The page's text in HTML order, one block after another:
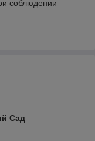
соблюдении
Сад